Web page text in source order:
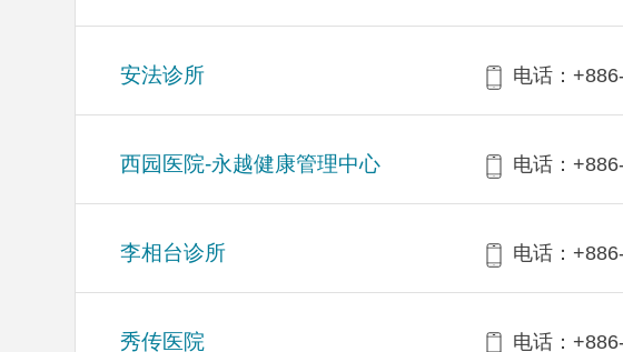
安法诊所 电话：
西园医院-永越健康管理中心 电话：
李相台诊所 电话：
秀传医院 电话：